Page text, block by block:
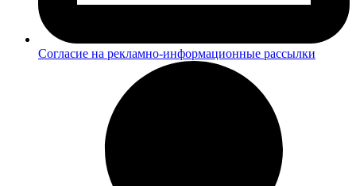
Согласие на рекламно-информационные рассылки